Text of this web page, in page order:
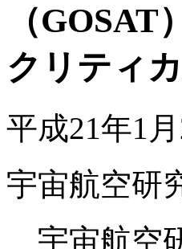
（GOSAT
クリティ
平成21年1
宇宙航空研
宇宙航空